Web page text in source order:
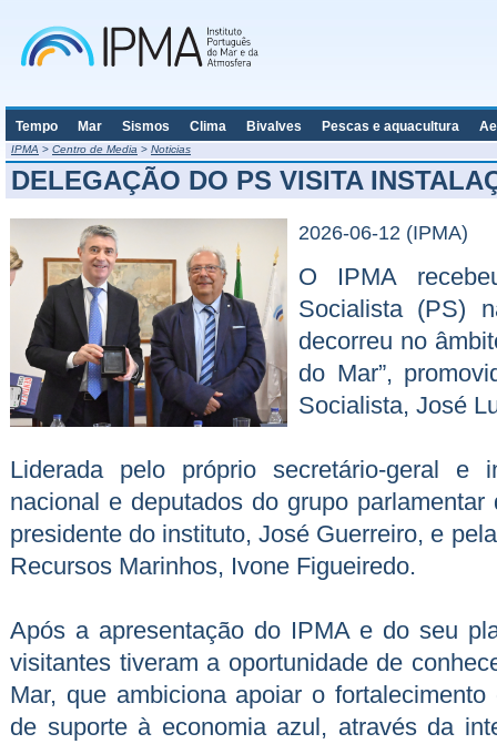
Tempo Mar Sismos Clima Bivalves Pescas e aquacultura
IPMA > Centro de Media > Noticias
DELEGAÇÃO DO PS VISITA
2026-06-12 (IPMA)
O IPMA
Socialista (PS)
decorreu no
do Mar”,
Socialista, José
Liderada pelo próprio secretário-geral e
nacional e deputados do grupo
presidente do instituto, José Guerreiro, e
Recursos Marinhos, Ivone Figueiredo.
Após a apresentação do IPMA e do seu
visitantes tiveram a oportunidade de
Mar, que ambiciona apoiar o
de suporte à economia azul, através da